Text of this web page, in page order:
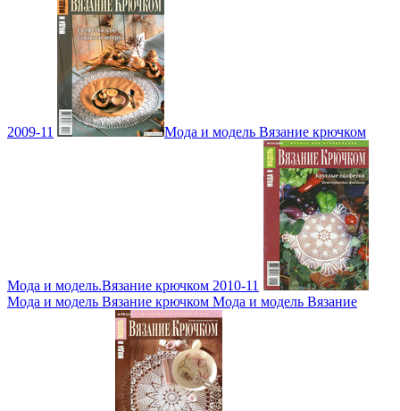
2009-11 Мода и модель Вязание крючком
Мода и модель.Вязание крючком 2010-11
Мода и модель Вязание крючком Мода и модель Вязание